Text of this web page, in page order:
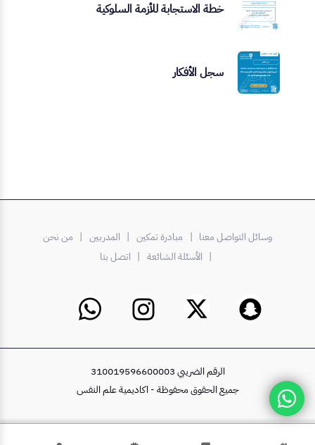
خطة الاستجابة للأزمة السلوكية
سجل الأفكار
وسائل التواصل معنا | مبادرة تمكين | المدربين | من نحن
| الأسئلة الشائعة | اتصل بنا
الرقم الضريبي 310019596600003
جميع الحقوق محفوظة - اكاديمية علم النفس